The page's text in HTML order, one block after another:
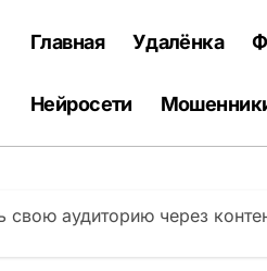
Главная Удалёнка
Нейросети
свою аудиторию через